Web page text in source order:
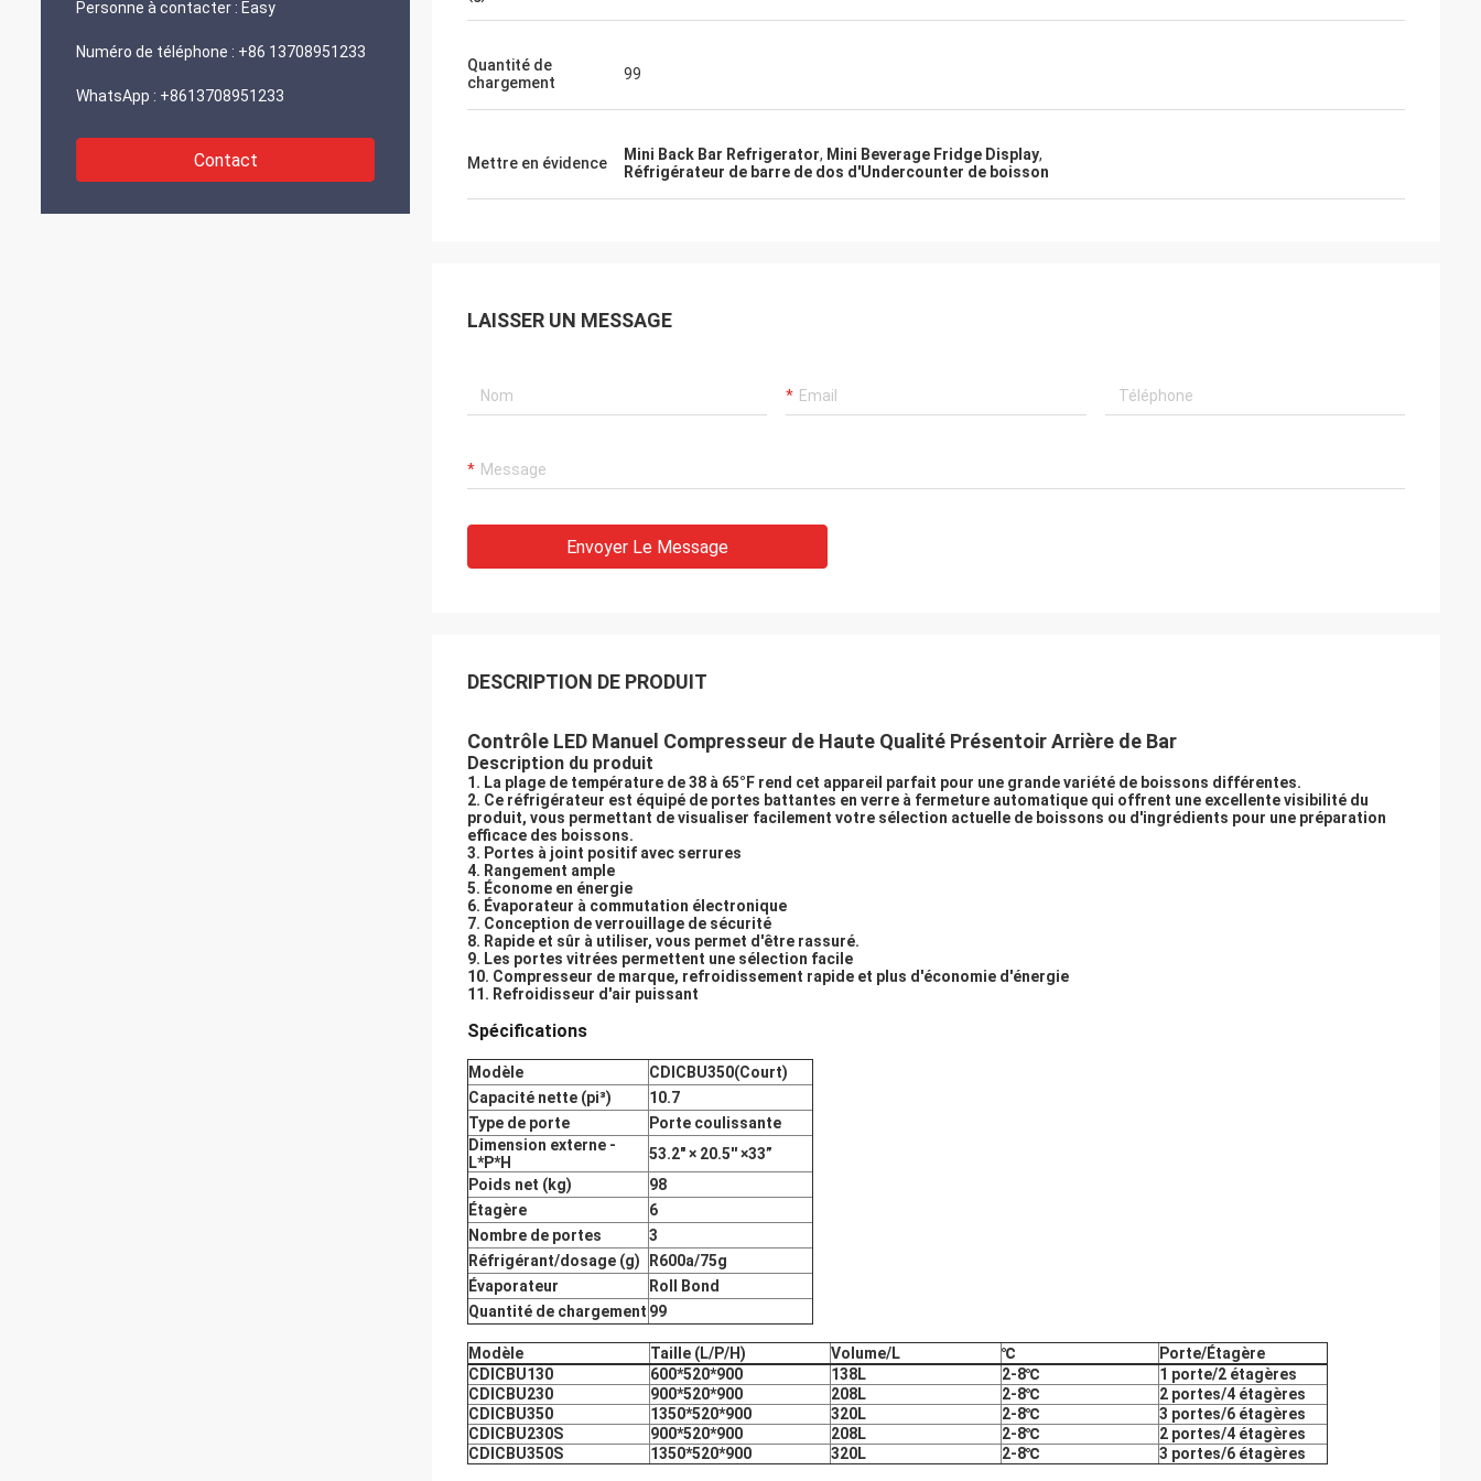
Personne à contacter : Easy
Numéro de téléphone : +86 13708951233
WhatsApp : +8613708951233
Contact
Quantité de
chargement
99
Mettre en évidence Mini Back Bar Refrigerator, Mini Beverage Fridge Display,
Réfrigérateur de barre de dos d'Undercounter de boisson
LAISSER UN MESSAGE
Envoyer Le Message
DESCRIPTION DE PRODUIT
Contrôle LED Manuel Compresseur de Haute Qualité Présentoir Arrière de Bar
Description du produit
1. La plage de température de 38 à 65°F rend cet appareil parfait pour une grande variété de boissons différentes.
2. Ce réfrigérateur est équipé de portes battantes en verre à fermeture automatique qui offrent une excellente visibilité du
produit, vous permettant de visualiser facilement votre sélection actuelle de boissons ou d'ingrédients pour une préparation
efficace des boissons.
3. Portes à joint positif avec serrures
4. Rangement ample
5. Économe en énergie
6. Évaporateur à commutation électronique
7. Conception de verrouillage de sécurité
8. Rapide et sûr à utiliser, vous permet d'être rassuré.
9. Les portes vitrées permettent une sélection facile
10. Compresseur de marque, refroidissement rapide et plus d'économie d'énergie
11. Refroidisseur d'air puissant
Spécifications
Modèle
CDICBU350(Court)
Capacité nette (pi³)
10.7
Type de porte
Porte coulissante
Dimension externe -
L*P*H
53.2" × 20.5'' ×33”
Poids net (kg)
98
Étagère
6
Nombre de portes
3
Réfrigérant/dosage (g)
R600a/75g
Évaporateur
Roll Bond
Quantité de chargement 99
Modèle Taille (L/P/H) Volume/L ℃
Porte/Étagère
CDICBU130
600*520*900 138L 2-8℃
1 porte/2 étagères
CDICBU230
900*520*900 208L 2-8℃
2 portes/4 étagères
CDICBU350
1350*520*900 320L 2-8℃
3 portes/6 étagères
CDICBU230S
900*520*900 208L 2-8℃
2 portes/4 étagères
CDICBU350S
1350*520*900 320L 2-8℃ 3 portes/6 étagères